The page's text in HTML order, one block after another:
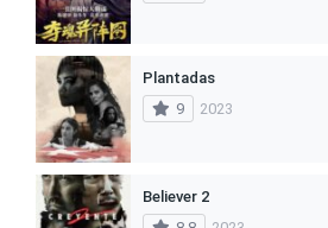
Plantadas
9
2023
Believer 2